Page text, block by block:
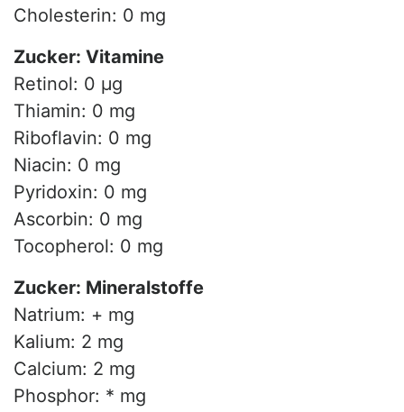
Cholesterin: 0 mg
Zucker: Vitamine
Retinol: 0 µg
Thiamin: 0 mg
Riboflavin: 0 mg
Niacin: 0 mg
Pyridoxin: 0 mg
Ascorbin: 0 mg
Tocopherol: 0 mg
Zucker: Mineralstoffe
Natrium: + mg
Kalium: 2 mg
Calcium: 2 mg
Phosphor: * mg